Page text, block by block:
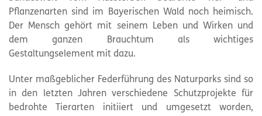
Pflanzenarten sind im Bayerischen Wald noch heimisch.
Der Mensch gehört mit seinem Leben und Wirken und
dem ganzen Brauchtum als wichtiges
Gestaltungselement mit dazu.
Unter maßgeblicher Federführung des Naturparks sind so
in den letzten Jahren verschiedene Schutzprojekte für
bedrohte Tierarten initiiert und umgesetzt worden,